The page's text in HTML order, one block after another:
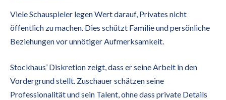
Viele Schauspieler legen Wert darauf, Privates nicht
öffentlich zu machen. Dies schützt Familie und persönliche
Beziehungen vor unnötiger Aufmerksamkeit.
Stockhaus’ Diskretion zeigt, dass er seine Arbeit in den
Vordergrund stellt. Zuschauer schätzen seine
Professionalität und sein Talent, ohne dass private Details